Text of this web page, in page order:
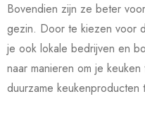
Bovendien zijn ze beter
gezin. Door te kiezen voor
je ook lokale bedrijven en
naar manieren om je
duurzame keukenproducten